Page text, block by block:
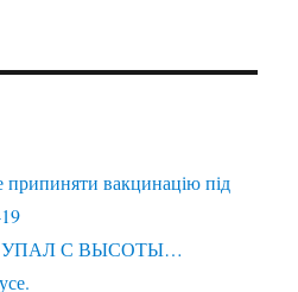
вакцинацію під
С ВЫСОТЫ…